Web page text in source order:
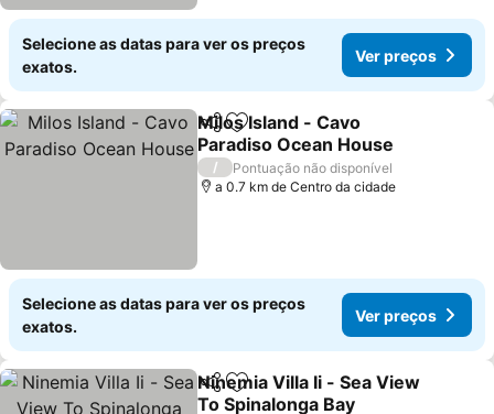
Selecione as datas para ver os preços
exatos.
Ver preços
PartilharAdicionar aos favoritos
Milos Island - Cavo
Paradiso Ocean House
/
Pontuação não disponível
a 0.7 km de Centro da cidade
Selecione as datas para ver os preços
exatos.
Ver preços
PartilharAdicionar aos favoritos
Ninemia Villa Ii - Sea View
To Spinalonga Bay